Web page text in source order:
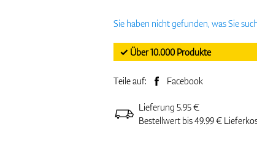
Sie haben nicht gefunden, was Sie
✓ Über 10.000 Produkte
Teile auf: Facebook
Lieferung 5.95 €
Bestellwert bis 49.99 €